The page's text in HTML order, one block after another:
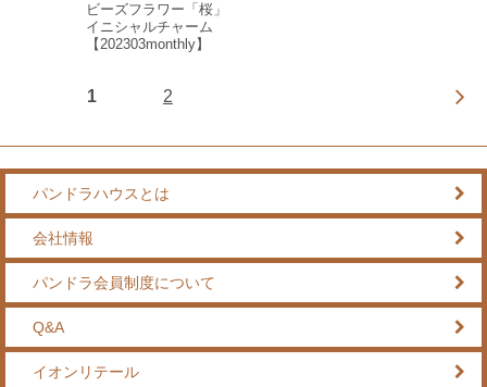
ビーズフラワー「桜」
イニシャルチャーム
【202303monthly】
1 2
パンドラハウスとは
会社情報
パンドラ会員制度について
Q&A
イオンリテール